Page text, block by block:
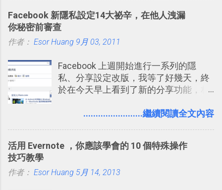
學。 2015/6/13 新增： 免費專案管理軟
體推薦！困難計畫簡單管理 13 種工具
2016 年新增 ： 如何將 Trello 切換到繁
2016/7/7 新增 ： 如何活用 Trello 記
帳？我的理財計畫心得與看板範本
2016/7/13 新增： 如何將網頁資料快速
2016/8 新增： Trello 開放「強化功能」
技！最想要的強大 Trello 客製化範例教
急時間管理四象限在 Trello 活用與範本
強；然後下次快要忘記可能變成相隔一
個禮拜，這時再次複習，就能把記憶強
化，讓記憶延長到可能半個月；那時候
來一個月的記憶長度！就這樣反覆慢慢
拉長時間練習，就能讓一個東西成為腦
海中更深刻的記憶。 問題是，當我們一
要準備數百個考試問題時，自己手動進
練習的記憶卡片，自動規劃要延期複習
樣的軟體中最受好評的，或許就是今天
Facebook 新隱私設定14大祕辛，在他人洩漏
你秘密前審查
作者： Esor Huang 9月 03, 2011
Facebook 上週開始進行一系列的隱
私、分享設定改版，我等了好幾天，終
於在今天早上看到了新的分享功能，相
用新版的分享功能與隱私設定。 嚴格來
置。不過有一項很實用的設定是新增
你」的內容，決定要不要讓其他朋友看
........................繼續閱讀全文內容
活用 Evernote ，你應該學會的 10 個特殊操作
技巧教學
作者： Esor Huang 5月 14, 2013